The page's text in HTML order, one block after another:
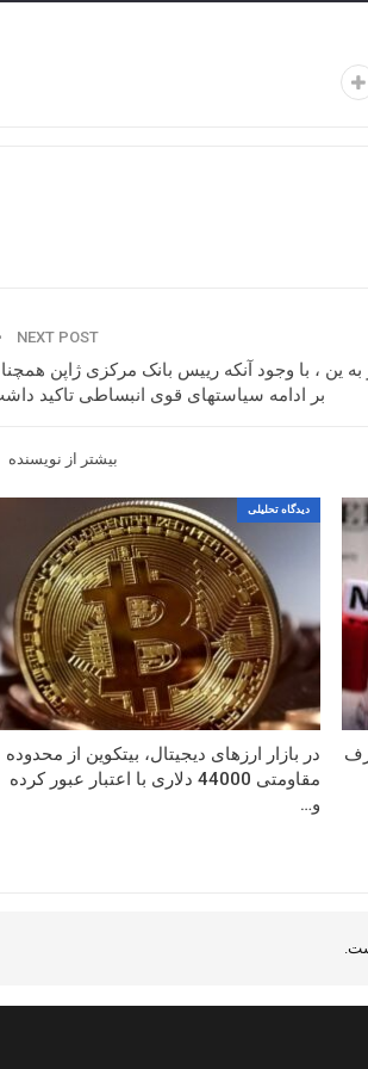
NEXT POST
ین ، با وجود آنکه رییس بانک مرکزی ژاپن
بر ادامه سیاستهای قوی انبساطی تاکید
بیشتر از نویسنده
دیدگاه تحلیلی
در بازار ارزهای دیجیتال، بیتکوین از محدوده
مقاومتی 44000 دلاری با اعتبار عبور کرده
و…